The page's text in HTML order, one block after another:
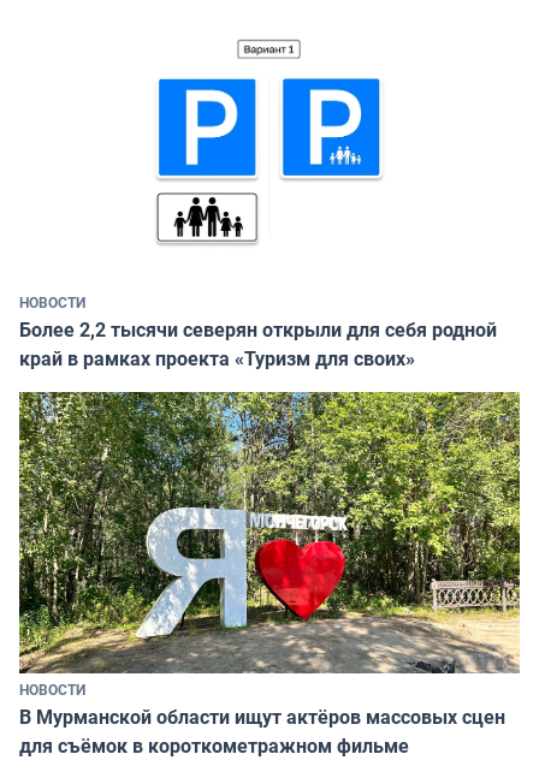
НОВОСТИ
Более 2,2 тысячи северян открыли для себя родной
край в рамках проекта «Туризм для своих»
НОВОСТИ
В Мурманской области ищут актёров массовых сцен
для съёмок в короткометражном фильме